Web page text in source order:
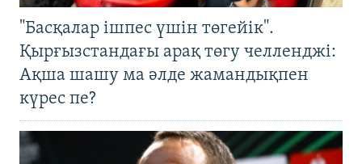
"Басқалар ішпес үшін төгейік".
Қырғызстандағы арақ төгу челленджі:
Ақша шашу ма әлде жамандықпен
күрес пе?